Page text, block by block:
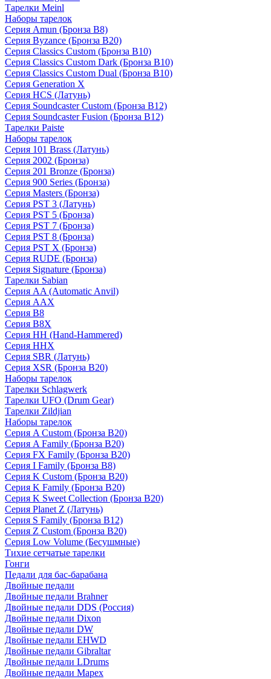
Тарелки Meinl
Наборы тарелок
Серия Amun (Бронза B8)
Серия Byzance (Бронза B20)
Серия Classics Custom (Бронза B10)
Серия Classics Custom Dark (Бронза B10)
Серия Classics Custom Dual (Бронза B10)
Серия Generation X
Серия HCS (Латунь)
Серия Soundcaster Custom (Бронза B12)
Серия Soundcaster Fusion (Бронза B12)
Тарелки Paiste
Наборы тарелок
Серия 101 Brass (Латунь)
Серия 2002 (Бронза)
Серия 201 Bronze (Бронза)
Серия 900 Series (Бронза)
Серия Masters (Бронза)
Серия PST 3 (Латунь)
Серия PST 5 (Бронза)
Серия PST 7 (Бронза)
Серия PST 8 (Бронза)
Серия PST X (Бронза)
Серия RUDE (Бронза)
Серия Signature (Бронза)
Тарелки Sabian
Серия AA (Automatic Anvil)
Серия AAX
Серия B8
Серия B8X
Серия HH (Hand-Hammered)
Серия HHX
Серия SBR (Латунь)
Серия XSR (Бронза B20)
Наборы тарелок
Тарелки Schlagwerk
Тарелки UFO (Drum Gear)
Тарелки Zildjian
Наборы тарелок
Серия A Custom (Бронза B20)
Серия A Family (Бронза B20)
Серия FX Family (Бронза B20)
Серия I Family (Бронза B8)
Серия K Custom (Бронза B20)
Серия K Family (Бронза B20)
Серия K Sweet Collection (Бронза B20)
Серия Planet Z (Латунь)
Серия S Family (Бронза B12)
Серия Z Custom (Бронза B20)
Серия Low Volume (Бесушмные)
Тихие сетчатые тарелки
Гонги
Педали для бас-барабана
Двойные педали
Двойные педали Brahner
Двойные педали DDS (Россия)
Двойные педали Dixon
Двойные педали DW
Двойные педали EHWD
Двойные педали Gibraltar
Двойные педали LDrums
Двойные педали Mapex